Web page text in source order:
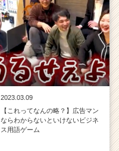
2023.03.09
【これってなんの略？】広告マン
ならわからないといけないビジネ
ス用語ゲーム